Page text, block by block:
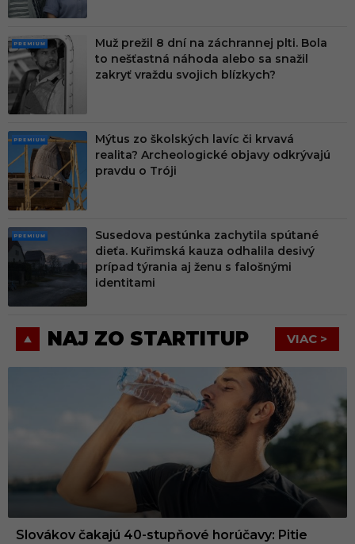
PRE
MIU
M
Muž prežil 8 dní na záchrannej plti. Bola
to nešťastná náhoda alebo sa snažil
zakryť vraždu svojich blízkych?
PRE
MIU
M
Mýtus zo školských lavíc či krvavá
realita? Archeologické objavy odkrývajú
pravdu o Tróji
PRE
MIU
Susedova pestúnka zachytila spútané
dieťa. Kuřimská kauza odhalila desivý
prípad týrania aj ženu s falošnými
identitami
NAJ ZO STARTITUP VIAC >
Slovákov čakajú 40-stupňové horúčavy: Pitie